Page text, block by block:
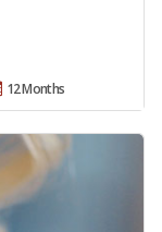
12 Months